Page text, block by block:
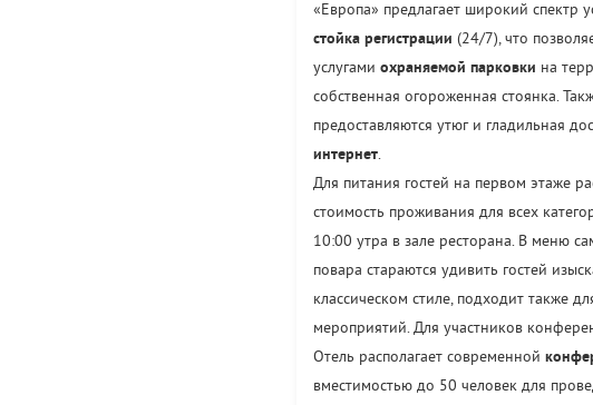
«Европа» предлагает широкий спектр
стойка регистрации (24/7), что
услугами охраняемой парковки на
собственная огороженная стоянка.
предоставляются утюг и гладильная
интернет.
Для питания гостей на первом этаже
стоимость проживания для всех
10:00 утра в зале ресторана. В меню
повара стараются удивить гостей
классическом стиле, подходит также
мероприятий. Для участников
Отель располагает современной
вместимостью до 50 человек для